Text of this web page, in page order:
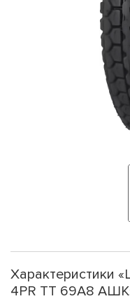
Характеристики
4PR TT 69A8